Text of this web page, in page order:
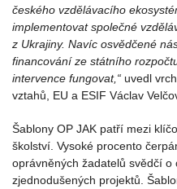
českého vzdělávacího
implementovat společné
z Ukrajiny. Navíc osvědčené
financování ze státního
intervence fungovat,“ uvedl
vztahů, EU a ESIF Václav
Šablony OP JAK patří mezi
školství. Vysoké procento
oprávněných žadatelů svědčí o
zjednodušených projektů.